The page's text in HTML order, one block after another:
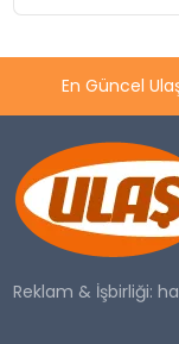
En Güncel
Reklam & İşbirliği: